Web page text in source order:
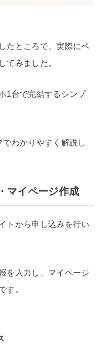
たところで、実際にペ
てみました。
1台で完結するシンプ
わかりやすく解説し
マイページ作成
トから申し込みを行い
を入力し、マイページ
す。